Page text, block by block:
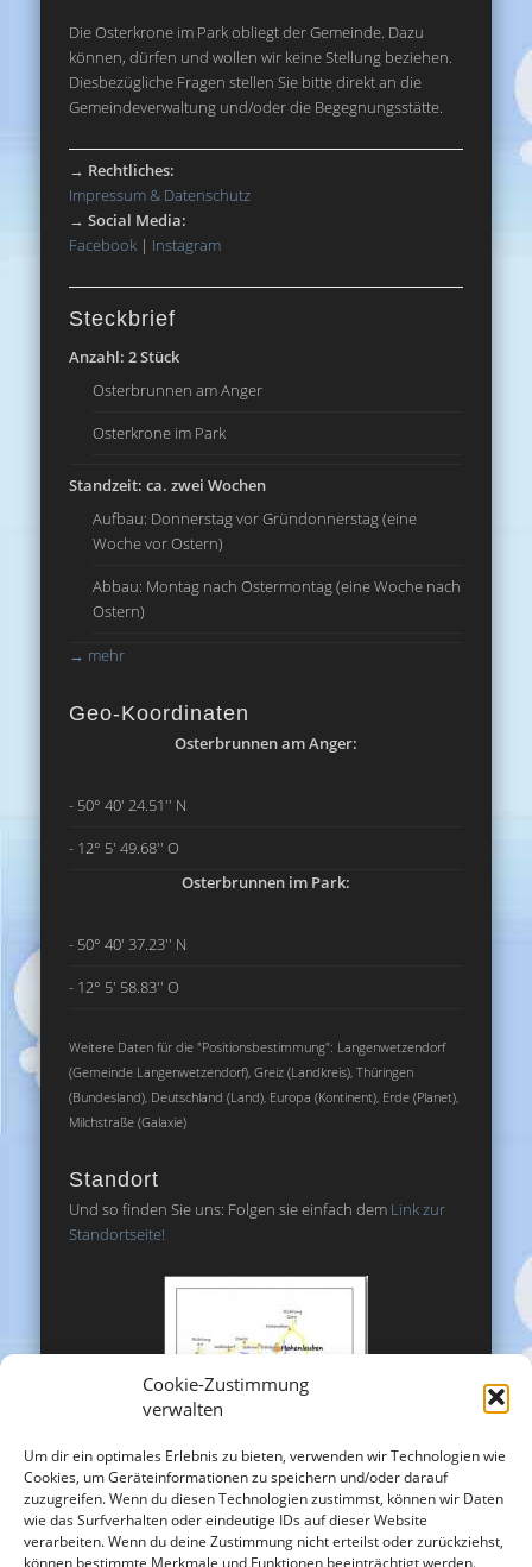
Cookie-Zustimmung
verwalten
Um dir ein optimales Erlebnis zu bieten, verwenden wir Technologien wie
Cookies, um Geräteinformationen zu speichern und/oder darauf
zuzugreifen. Wenn du diesen Technologien zustimmst, können wir Daten
wie das Surfverhalten oder eindeutige IDs auf dieser Website
verarbeiten. Wenn du deine Zustimmung nicht erteilst oder zurückziehst,
können bestimmte Merkmale und Funktionen beeinträchtigt werden.
Die Osterkrone im Park obliegt der Gemeinde. Dazu
können, dürfen und wollen wir keine Stellung beziehen.
Diesbezügliche Fragen stellen Sie bitte direkt an die
Gemeindeverwaltung und/oder die Begegnungsstätte.
→ Rechtliches:
Impressum & Datenschutz
→Social Media:
Facebook | Instagram
Steckbrief
Anzahl: 2 Stück
Osterbrunnen am Anger
Osterkrone im Park
Standzeit: ca. zwei Wochen
Aufbau: Donnerstag vor Gründonnerstag (eine
Woche vor Ostern)
Abbau: Montag nach Ostermontag (eine Woche nach
Ostern)
→ mehr
Geo-Koordinaten
Osterbrunnen am Anger:
- 50° 40' 24.51'' N
- 12° 5' 49.68'' O
Osterbrunnen im Park:
- 50° 40' 37.23'' N
- 12° 5' 58.83'' O
Weitere Daten für die "Positionsbestimmung": Langenwetzendorf
(Gemeinde Langenwetzendorf), Greiz (Landkreis), Thüringen
(Bundesland), Deutschland (Land), Europa (Kontinent), Erde (Planet),
Milchstraße (Galaxie)
Standort
Und so finden Sie uns: Folgen sie einfach dem Link zur
Standortseite!